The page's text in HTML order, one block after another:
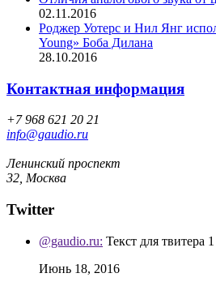
02.11.2016
Роджер Уотерс и Нил Янг
Young» Боба Дилана
28.10.2016
Контактная информация
+7 968 621 20 21
info@gaudio.ru
Ленинский проспект
32, Москва
Twitter
@gaudio.ru: Текст для твитера 1
Июнь 18, 2016